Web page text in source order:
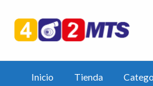
Videos Blog APP
Inicio Tienda